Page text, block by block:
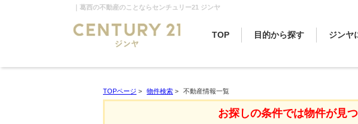
｜葛西の不動産のことならセンチュリー21 ジンヤ
TOP 目的から探す ジンヤ
TOPページ > 物件検索 > 不動産情報一覧
お探しの条件では物件が見